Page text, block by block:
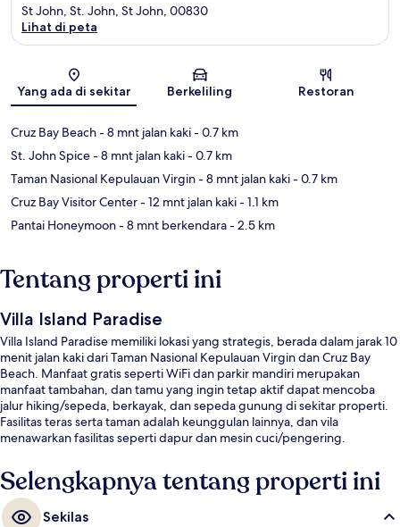
Peta
St John, St. John, St John, 00830
Lihat di peta
Yang ada di sekitar Berkeliling Restoran
Cruz Bay Beach- 8 mnt jalan kaki- 0.7 km
St. John Spice- 8 mnt jalan kaki- 0.7 km
Taman Nasional Kepulauan Virgin- 8 mnt jalan kaki- 0.7 km
Cruz Bay Visitor Center- 12 mnt jalan kaki- 1.1 km
Pantai Honeymoon- 8 mnt berkendara- 2.5 km
Tentang properti ini
Villa Island Paradise
Villa Island Paradise memiliki lokasi yang strategis, berada dalam jarak 10
menit jalan kaki dari Taman Nasional Kepulauan Virgin dan Cruz Bay
Beach. Manfaat gratis seperti WiFi dan parkir mandiri merupakan
manfaat tambahan, dan tamu yang ingin tetap aktif dapat mencoba
jalur hiking/sepeda, berkayak, dan sepeda gunung di sekitar properti.
Fasilitas teras serta taman adalah keunggulan lainnya, dan vila
menawarkan fasilitas seperti dapur dan mesin cuci/pengering.
Selengkapnya tentang properti ini
Sekilas